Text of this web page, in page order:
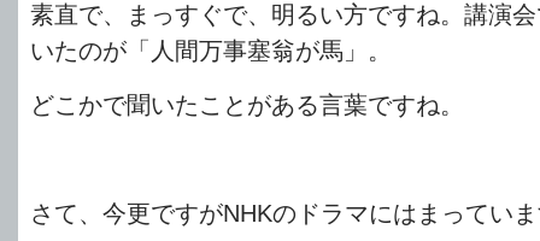
素直で、まっすぐで、明るい方ですね。講演
いたのが「人間万事塞翁が馬」。
どこかで聞いたことがある言葉ですね。
さて、今更ですがNHKのドラマにはまってい